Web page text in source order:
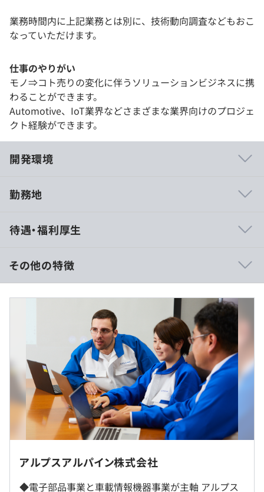
業務時間内に上記業務とは別に、技術動向調査などもおこ
なっていただけます。
仕事のやりがい
モノ⇒コト売りの変化に伴うソリューションビジネスに携
わることができます。
Automotive、IoT業界などさまざまな業界向けのプロジェ
クト経験ができます。
開発環境
提起や課題解決やユーザーからフィードバックを得てサー
【自動車分野】
車の電子制御化を支える幅広い汎用部品を展開するととも
に、CASEや車室内に付加価値をもたらすプレミアムHMI
を実現するコア技術の開発にも力を注いでいます。状態検
知のニーズに応える多彩なセンサ／高周波技術やプロトコ
ルソフト開発力を駆使した通信モジュール／電気自動車に
対応する高効率デバイス／そして、フォースフィードバッ
クテクノロジーや静電容量技術を生かした入力デバイスな
◆ユニット／OEM
ニット製品も豊富に手がけています。電子シフタやリモー
勤務地
こちらのポジションでの転勤はほぼ想定しておりません
待遇・福利厚生
■賃金形態：月給制／年俸制（年俸を12分割）
■賃金の決定方法：当社規定により決定いたします
（※ 想定年収は年収提示額を保証するものではありません）
8：20〜17：00（休憩時間：55分）
フレックスタイム制（コアタイムあり）
その他の特徴
アルプスアルパイン株式会社
◆電子部品事業と車載情報機器事業が主軸 アルプス